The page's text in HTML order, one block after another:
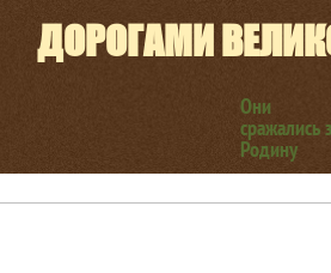
ДОРОГАМИ
Они
сражались
Родину